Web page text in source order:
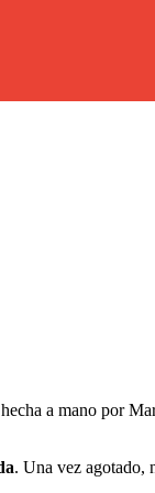
a mano por
. Una vez agotado,